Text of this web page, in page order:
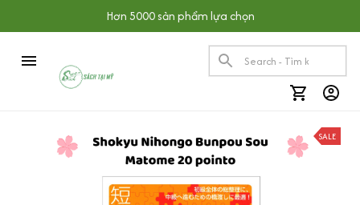
Hơn 5000 sản phẩm lựa chọn
SALE